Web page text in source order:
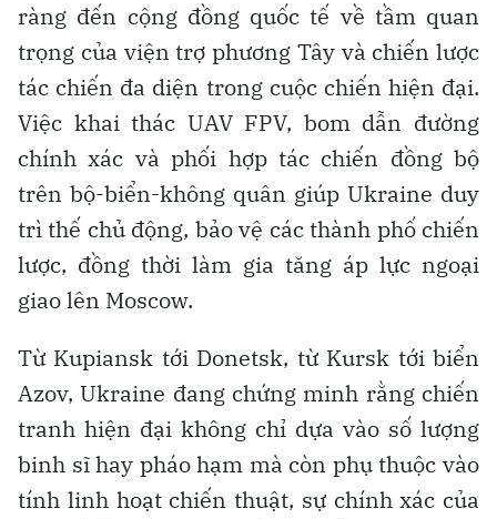
ràng đến cộng đồng quốc tế về tầm quan
trọng của viện trợ phương Tây và chiến lược
tác chiến đa diện trong cuộc chiến hiện đại.
Việc khai thác UAV FPV, bom dẫn đường
chính xác và phối hợp tác chiến đồng bộ
trên bộ-biển-không quân giúp Ukraine duy
trì thế chủ động, bảo vệ các thành phố chiến
lược, đồng thời làm gia tăng áp lực ngoại
giao lên Moscow.
Từ Kupiansk tới Donetsk, từ Kursk tới biển
Azov, Ukraine đang chứng minh rằng chiến
tranh hiện đại không chỉ dựa vào số lượng
binh sĩ hay pháo hạm mà còn phụ thuộc vào
tính linh hoạt chiến thuật, sự chính xác của